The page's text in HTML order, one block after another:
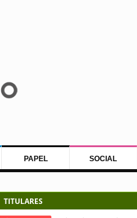
PAPEL SOCIAL
TITULARES